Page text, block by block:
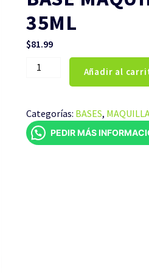
35ML
$81.99
BASE
CLARO
35ML
cantidad
Añadir al
Categorías: BASES,
PEDIR MÁS